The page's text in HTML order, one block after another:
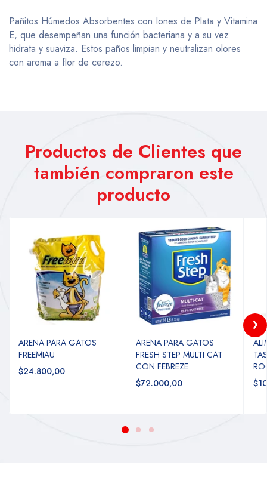
Pañitos Húmedos Absorbentes con Iones de Plata y Vitamina
E, que desempeñan una función bacteriana y a su vez
hidrata y suaviza. Estos paños limpian y neutralizan olores
con aroma a flor de cerezo.
Productos de Clientes que
también compraron este
producto
ARENA PARA GATOS
FREEMIAU
$24.800,00
ARENA PARA GATOS
FRESH STEP MULTI CAT
CON FEBREZE
$72.000,00